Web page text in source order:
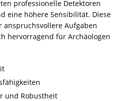
professionelle Detektoren
eine höhere Sensibilität. Diese
Aufgaben
hervorragend für Archäologen
und Robustheit